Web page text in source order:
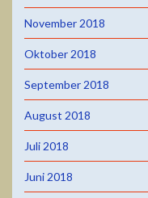
November 2018
Oktober 2018
September 2018
August 2018
Juli 2018
Juni 2018